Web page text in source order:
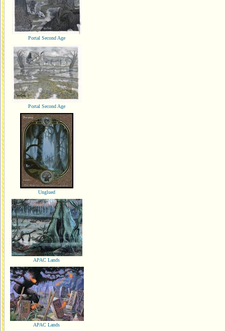
Portal Second Age
Portal Second Age
Unglued
APAC Lands
APAC Lands